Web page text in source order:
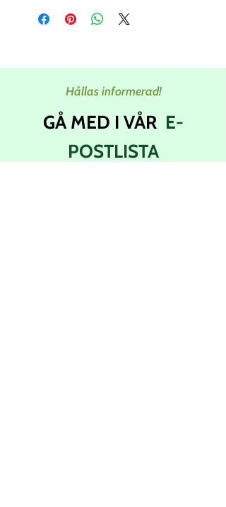
Hållas informerad!
GÅ MED I VÅR E-
POSTLISTA